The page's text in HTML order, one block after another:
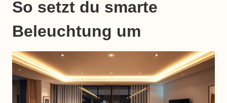
So setzt du smarte
Beleuchtung um